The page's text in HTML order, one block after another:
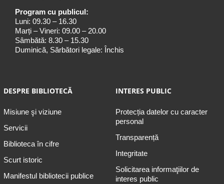
Program cu publicul:
Luni: 09.30 – 16.30
Marți – Vineri: 09.00 – 20.00
Sâmbătă: 8.30 – 15.30
Duminică, Sărbători legale: Închis
DESPRE BIBLIOTECĂ
Misiune şi viziune
Servicii
Biblioteca în cifre
Scurt istoric
Manifestul bibliotecii publice
INTERES PUBLIC
Protecția datelor cu caracter
personal
Transparență
Integritate
Solicitarea informaţiilor de
interes public